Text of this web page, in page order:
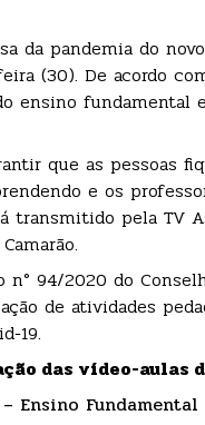
da pandemia do
(30). De acordo
ensino fundamental
que as pessoas
e os
transmitido pela TV
94/2020 do
de atividades
19.
das vídeo-
Ensino